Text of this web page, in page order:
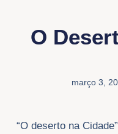
O
março 3,
“O deserto na